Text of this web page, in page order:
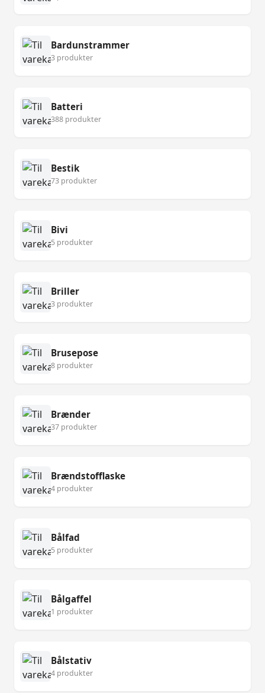
Bardunstrammer
3 produkter
Batteri
388 produkter
Bestik
73 produkter
Bivi
5 produkter
Briller
3 produkter
Brusepose
8 produkter
Brænder
37 produkter
Brændstofflaske
4 produkter
Bålfad
5 produkter
Bålgaffel
1 produkter
Bålstativ
4 produkter